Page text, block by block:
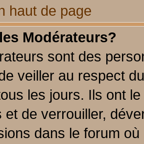
haut de page
Modérateurs?
sont des
veiller au respect
les jours. Ils ont
et de verrouiller,
dans le forum